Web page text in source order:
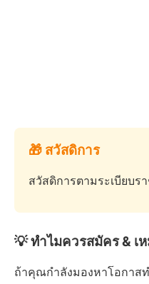
🎁 สวัสดิการ
สวัสดิการตามระเบียบร
💡 ทำไมควรสมัคร & เ
ถ้าคุณกำลังมองหาโอกาส